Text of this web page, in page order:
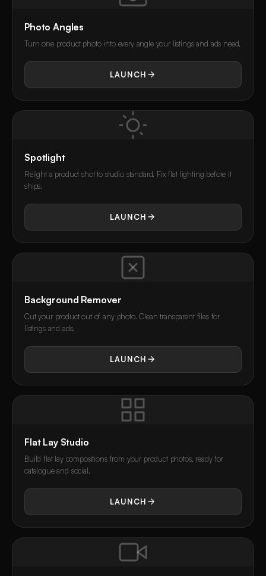
Photo Angles
Turn one product photo into every angle your listings and ads need.
LAUNCH
Spotlight
Relight a product shot to studio standard. Fix flat lighting before it
ships.
LAUNCH
Background Remover
Cut your product out of any photo. Clean transparent files for
listings and ads.
LAUNCH
Flat Lay Studio
Build flat lay compositions from your product photos, ready for
catalogue and social.
LAUNCH